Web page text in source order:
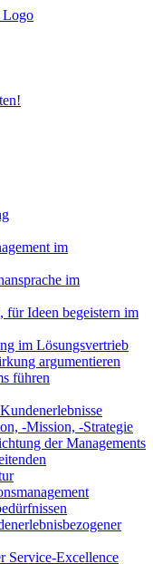
im
im
für Ideen begeistern im
im Lösungsvertrieb
argumentieren
führen
-Mission, -Strategie
der Managements
Service-Excellence